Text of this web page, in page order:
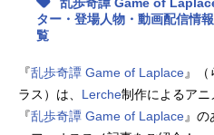
最新記事一覧
アニメ映画一覧
今期アニメ曜日別一覧
ター・登場人物・動画配信情
覧
『乱歩奇譚 Game of Laplace』
ラス）は、 Lerche制作によるアニ
『乱歩奇譚 Game of Laplace』